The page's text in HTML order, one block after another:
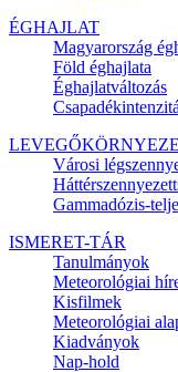
ÉGHAJLAT
Magyarország
Föld éghajlata
Éghajlatváltozás
Városi
Gammadózis-
ISMERET-TÁR
Tanulmányok
Meteorológiai
Kisfilmek
Meteorológiai
Kiadványok
Nap-hold